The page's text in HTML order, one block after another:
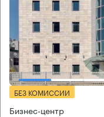
БЕЗ КОМИССИИ
Бизнес-центр